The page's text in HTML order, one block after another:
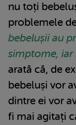
nu toți
problemele
bebelușii au
simptome, iar
arată că, de
bebeluși vor
dintre ei vor
fi mai agitați